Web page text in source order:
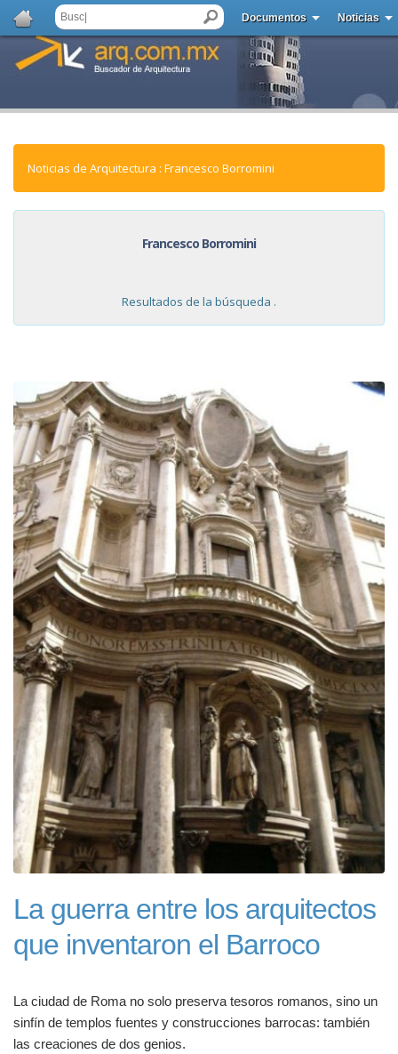
Documentos Noticias
Noticias de Arquitectura : Francesco Borromini
Francesco Borromini
Resultados de la búsqueda .
La guerra entre los arquitectos
que inventaron el Barroco
La ciudad de Roma no solo preserva tesoros romanos, sino un
sinfín de templos fuentes y construcciones barrocas: también
las creaciones de dos genios.